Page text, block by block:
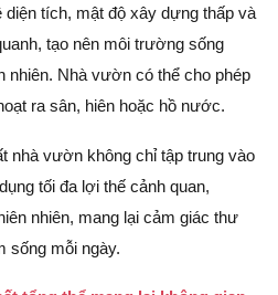
tích, mật độ xây dựng thấp và
tạo nên môi trường sống
nhiên. Nhà vườn có thể cho phép
ra sân, hiên hoặc hồ nước.
nhà vườn không chỉ tập trung vào
tối đa lợi thế cảnh quan,
nhiên, mang lại cảm giác thư
sống mỗi ngày.